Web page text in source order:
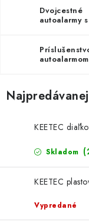
FOTOVOLTAIKA
KÁBLE A
PC A NOTEBOOKY
Dvojcestné
autoalarmy
autoalarmom
KEETEC
Skladom
KEETEC
Vypredané